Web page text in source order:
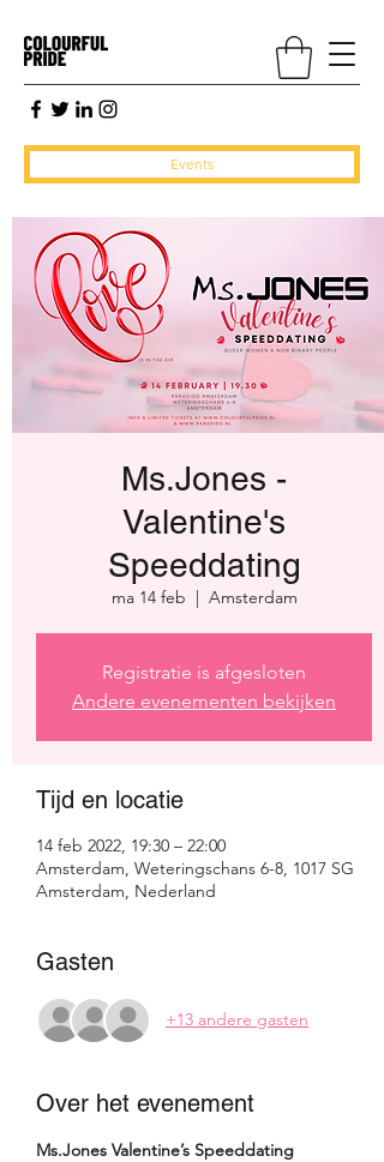
Events
Ms.Jones -
Valentine's
Speeddating
ma 14 feb
  |
Amsterdam
Registratie is afgesloten
Andere evenementen bekijken
Tijd en locatie
14 feb 2022, 19:30 – 22:00
Amsterdam, Weteringschans 6-8, 1017 SG
Amsterdam, Nederland
Gasten
+13 andere gasten
Over het evenement
Ms.Jones Valentine’s Speeddating